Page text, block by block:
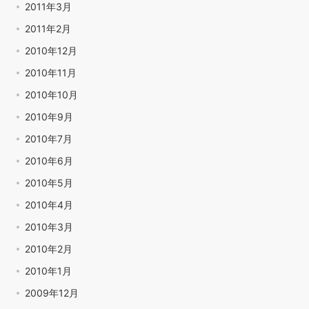
2011年3月
2011年2月
2010年12月
2010年11月
2010年10月
2010年9月
2010年7月
2010年6月
2010年5月
2010年4月
2010年3月
2010年2月
2010年1月
2009年12月